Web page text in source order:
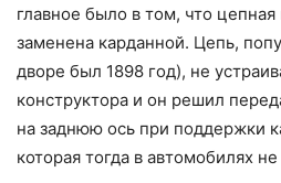
главное было в том, что
заменена карданной. Цепь,
дворе был 1898 год), не
конструктора и он решил
на заднюю ось при поддержки
которая тогда в автомобилях